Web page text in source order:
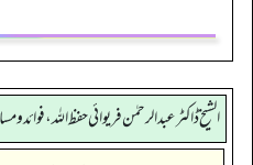
الشیخ ڈاکٹر عبد الرحمٰن فریوائی حفظ اللہ،